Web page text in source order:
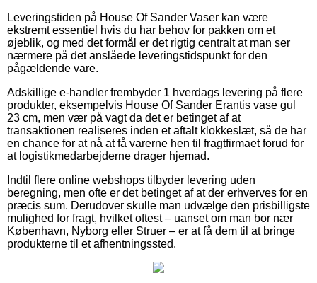
Leveringstiden på House Of Sander Vaser kan være
ekstremt essentiel hvis du har behov for pakken om et
øjeblik, og med det formål er det rigtig centralt at man ser
nærmere på det anslåede leveringstidspunkt for den
pågældende vare.
Adskillige e-handler frembyder 1 hverdags levering på flere
produkter, eksempelvis House Of Sander Erantis vase gul
23 cm, men vær på vagt da det er betinget af at
transaktionen realiseres inden et aftalt klokkeslæt, så de har
en chance for at nå at få varerne hen til fragtfirmaet forud for
at logistikmedarbejderne drager hjemad.
Indtil flere online webshops tilbyder levering uden
beregning, men ofte er det betinget af at der erhverves for en
præcis sum. Derudover skulle man udvælge den prisbilligste
mulighed for fragt, hvilket oftest – uanset om man bor nær
København, Nyborg eller Struer – er at få dem til at bringe
produkterne til et afhentningssted.